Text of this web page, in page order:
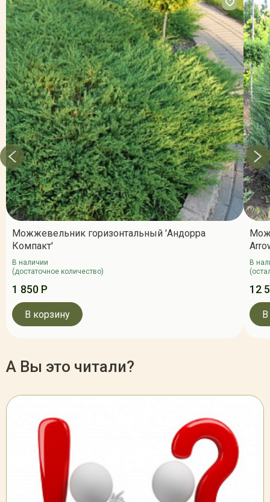
Можжевельник горизонтальный 'Андорра
Компакт'
В наличии
(достаточное количество)
1 850 Р
В корзину
В
12
А Вы это читали?